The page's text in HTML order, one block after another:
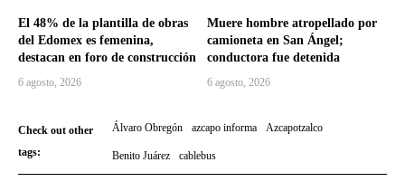
El 48% de la plantilla de obras
del Edomex es femenina,
destacan en foro de construcción
6 agosto, 2026
Muere hombre atropellado por
camioneta en San Ángel;
conductora fue detenida
6 agosto, 2026
Check out other
tags:
Álvaro Obregón azcapo informa Azcapotzalco
Benito Juárez cablebus